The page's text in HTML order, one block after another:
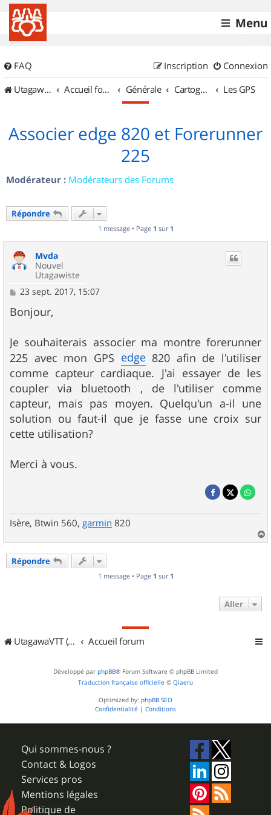
Menu
FAQ Connexion
Inscription
UtagawaVTT (Randos VTT et VTTAE avec traces GPS)
Accueil forum Générale Cartographie et GPS Les GPS
Associer edge 820 et Forerunner
225
Modérateur : Modérateurs des Forums
Répondre
1 message • Page 1 sur 1
Mvda
Nouvel
Utagawiste
M
s
s
g
e
23 sept. 2017, 15:07
Bonjour,
Je souhaiterais associer ma montre forerunner
225 avec mon GPS edge820 afin de l'utiliser
comme capteur cardiaque. J'ai essayer de les
coupler via bluetooth , de l'utiliser comme
capteur, mais pas moyen. Quelqu'un a-il une
solution ou faut-il que je fasse une croix sur
cette utilisation?
Merci à vous.
Isère, Btwin 560, garmin 820
a
Répondre
1 message • Page 1 sur 1
Aller
UtagawaVTT (Randos VTT et VTTAE avec traces GPS) Accueil forum
Développé par phpBB® Forum Software © phpBB Limited
Traduction française officielle © Qiaeru
Optimized by: phpBB SEO
Confidentialité | Conditions
Qui sommes-nous ?
Contact & Logos
Services pros
Mentions légales
Politique de